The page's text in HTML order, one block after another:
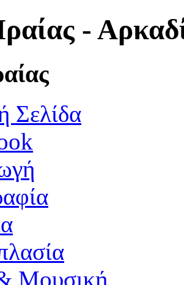
-
Σελίδα
Μουσική